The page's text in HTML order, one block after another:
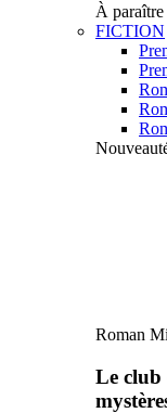
À paraître
FICTION
Roman
Le club